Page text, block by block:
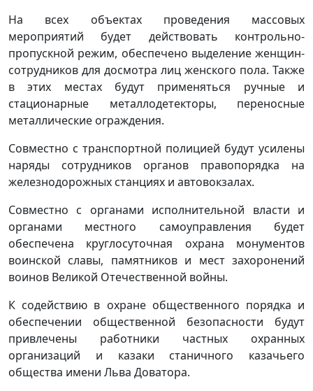
На всех объектах проведения массовых
мероприятий будет действовать контрольно-
пропускной режим, обеспечено выделение женщин-
сотрудников для досмотра лиц женского пола. Также
в этих местах будут применяться ручные и
стационарные металлодетекторы, переносные
металлические ограждения.
Совместно с транспортной полицией будут усилены
наряды сотрудников органов правопорядка на
железнодорожных станциях и автовокзалах.
Совместно с органами исполнительной власти и
органами местного самоуправления будет
обеспечена круглосуточная охрана монументов
воинской славы, памятников и мест захоронений
воинов Великой Отечественной войны.
К содействию в охране общественного порядка и
обеспечении общественной безопасности будут
привлечены работники частных охранных
организаций и казаки станичного казачьего
общества имени Льва Доватора.